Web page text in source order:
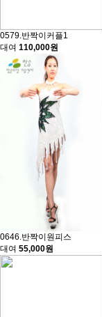
0579.반짝이커플1
대여 110,000원
0646.반짝이원피스
대여 55,000원